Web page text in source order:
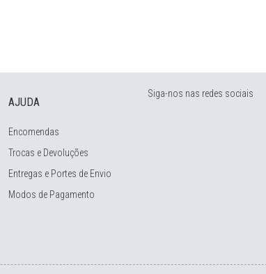
AJUDA
Encomendas
Trocas e Devoluções
Entregas e Portes de Envio
Modos de Pagamento
Siga-nos nas redes sociais